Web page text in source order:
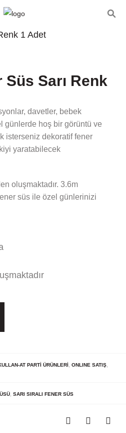
Süs Sarı Renk
davetler, bebek
günlerde hoş bir görüntü ve
isterseniz dekoratif fener
yaratabilecek
oluşmaktadır. 3.6m
süs ile özel günlerinizi
AT PARTI ÜRÜNLERI ONLINE SATIŞ
SARI SIRALI FENER SÜS